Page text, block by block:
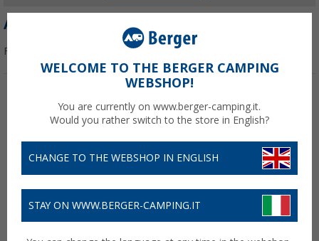
ABSODRY
Filtrare per:
WELCOME TO THE BERGER CAMPING
WEBSHOP!
You are currently on www.berger-camping.it.
Would you rather switch to the store in English?
CHANGE TO THE WEBSHOP IN ENGLISH
STAY ON WWW.BERGER-CAMPING.IT